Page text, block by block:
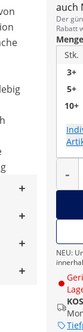
auch
Der
Rabatt
Stk.
3+
5+
10+
-
NEU: